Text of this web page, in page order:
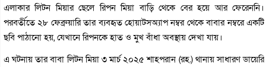
এলাকার লিটন মিয়ার ছেলে রিপন মিয়া বাড়ি থেকে বের হয়ে আর ফেরেননি।
পরবর্তীতে ২৮ ফেব্রুয়ারি তার ব্যবহৃত হোয়াটসঅ্যাপ নম্বর থেকে বাবার নম্বরে একটি
ছবি পাঠানো হয়, যেখানে রিপনকে হাত ও মুখ বাঁধা অবস্থায় দেখা যায়।
এ ঘটনায় তার বাবা লিটন মিয়া ৩ মার্চ ২০২৫ শাহপরান (রহ.) থানায় সাধারণ ডায়েরি